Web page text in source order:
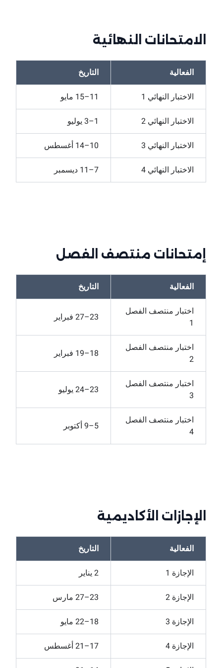
الامتحانات النھائیة
الفعالية التاريخ
الاختبار النهائي 1 11–15 مايو
الاختبار النهائي 2 1–3 يوليو
الاختبار النهائي 3 10–14 أغسطس
الاختبار النهائي 4 7–11 ديسمبر
إمتحانات منتصف الفصل
الفعالية التاريخ
اختبار منتصف الفصل
1
23–27 فبراير
اختبار منتصف الفصل
2
18–19 فبراير
اختبار منتصف الفصل
3
23–24 يوليو
اختبار منتصف الفصل
4
5–9 أكتوبر
الإجازات الأكاديمية
الفعالية التاريخ
الإجازة 1 2 يناير
الإجازة 2 23–27 مارس
الإجازة 3 18–22 مايو
الإجازة 4 17–21 أغسطس